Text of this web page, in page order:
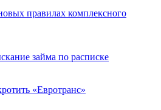
правилах комплексного
займа по расписке
«Евротранс»